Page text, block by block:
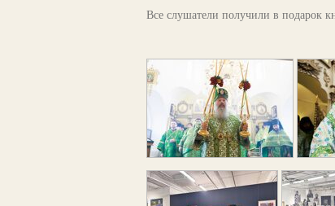
Все слушатели получили в подарок